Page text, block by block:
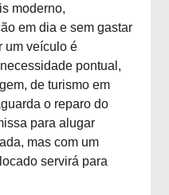
moderno,
em dia e sem gastar
um veículo é
pontual,
de turismo em
o reparo do
para alugar
mas com um
servirá para